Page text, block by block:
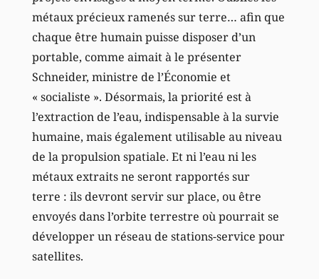
métaux précieux ramenés sur terre… afin que
chaque être humain puisse disposer d’un
portable, comme aimait à le présenter
Schneider, ministre de l’Économie et
« socialiste ». Désormais, la priorité est à
l’extraction de l’eau, indispensable à la survie
humaine, mais également utilisable au niveau
de la propulsion spatiale. Et ni l’eau ni les
métaux extraits ne seront rapportés sur
terre : ils devront servir sur place, ou être
envoyés dans l’orbite terrestre où pourrait se
développer un réseau de stations-service pour
satellites.